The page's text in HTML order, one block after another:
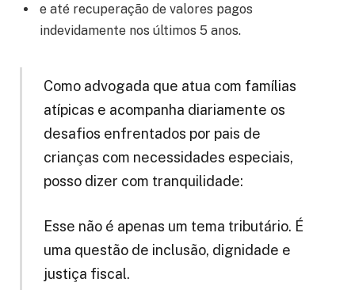
e até recuperação de valores pagos
indevidamente nos últimos 5 anos.
Como advogada que atua com famílias
atípicas e acompanha diariamente os
desafios enfrentados por pais de
crianças com necessidades especiais,
posso dizer com tranquilidade:
Esse não é apenas um tema tributário. É
uma questão de inclusão, dignidade e
justiça fiscal.